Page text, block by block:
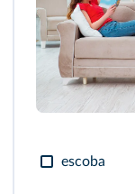
escoba